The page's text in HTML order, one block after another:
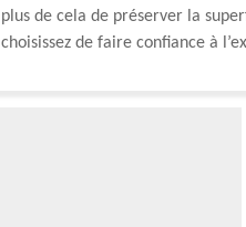
plus de cela de préserver la
choisissez de faire confiance à